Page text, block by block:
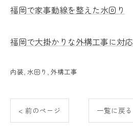
福岡で家事動線を整えた水回り
福岡で大掛かりな外構工事に対応
内装 水回り 外構工事
< 前のページ 一覧に戻る